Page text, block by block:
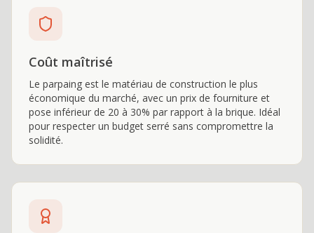
Coût maîtrisé
Le parpaing est le matériau de construction le plus
économique du marché, avec un prix de fourniture et
pose inférieur de 20 à 30% par rapport à la brique. Idéal
pour respecter un budget serré sans compromettre la
solidité.